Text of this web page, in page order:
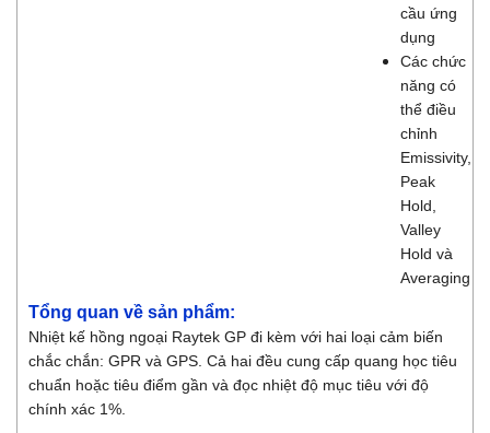
cầu ứng
dụng
Các chức
năng có
thể điều
chỉnh
Emissivity,
Peak
Hold,
Valley
Hold và
Averaging
Tổng quan về sản phẩm:
Nhiệt kế hồng ngoại Raytek GP đi kèm với hai loại cảm biến
chắc chắn: GPR và GPS. Cả hai đều cung cấp quang học tiêu
chuẩn hoặc tiêu điểm gần và đọc nhiệt độ mục tiêu với độ
chính xác 1%.